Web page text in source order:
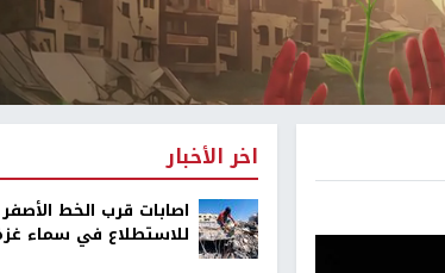
اخر الأخبار
اصابات قرب الخط
للاستطلاع في سماء